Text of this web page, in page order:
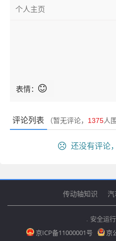
表情：
评论列表 （暂无评论， 1375人
还没有评论
传动轴知识
. 安全运行
京ICP备11000001号 京